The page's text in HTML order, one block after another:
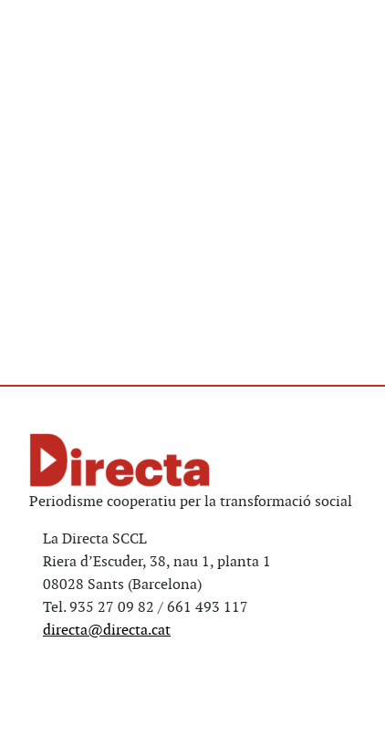
Periodisme cooperatiu per la transformació social
La Directa SCCL
Riera d’Escuder, 38, nau 1, planta 1
08028 Sants (Barcelona)
Tel. 935 27 09 82 / 661 493 117
directa@directa.cat